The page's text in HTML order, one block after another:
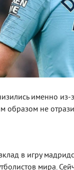
именно
образом не
в игру
мира.